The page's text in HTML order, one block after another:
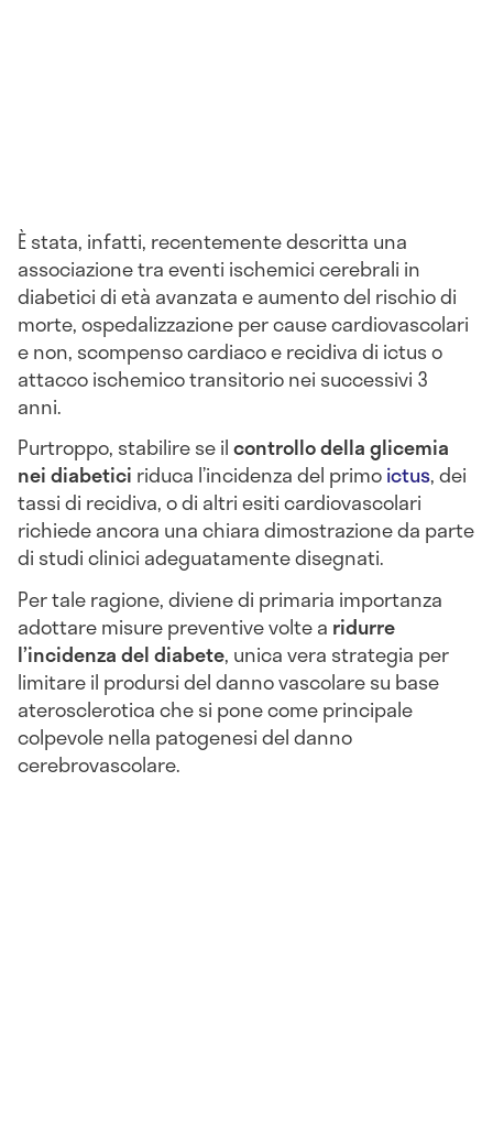
È stata, infatti, recentemente descritta una
associazione tra eventi ischemici cerebrali in
diabetici di età avanzata e aumento del rischio di
morte, ospedalizzazione per cause cardiovascolari
e non, scompenso cardiaco e recidiva di ictus o
attacco ischemico transitorio nei successivi 3
anni.
Purtroppo, stabilire se ilcontrollo della glicemia
nei diabetici riduca l’incidenza del primoictus, dei
tassi di recidiva, o di altri esiti cardiovascolari
richiede ancora una chiara dimostrazione da parte
di studi clinici adeguatamente disegnati.
Per tale ragione, diviene di primaria importanza
adottare misure preventive volte a ridurre
l’incidenza del diabete, unica vera strategia per
limitare il prodursi del danno vascolare su base
aterosclerotica che si pone come principale
colpevole nella patogenesi del danno
cerebrovascolare.